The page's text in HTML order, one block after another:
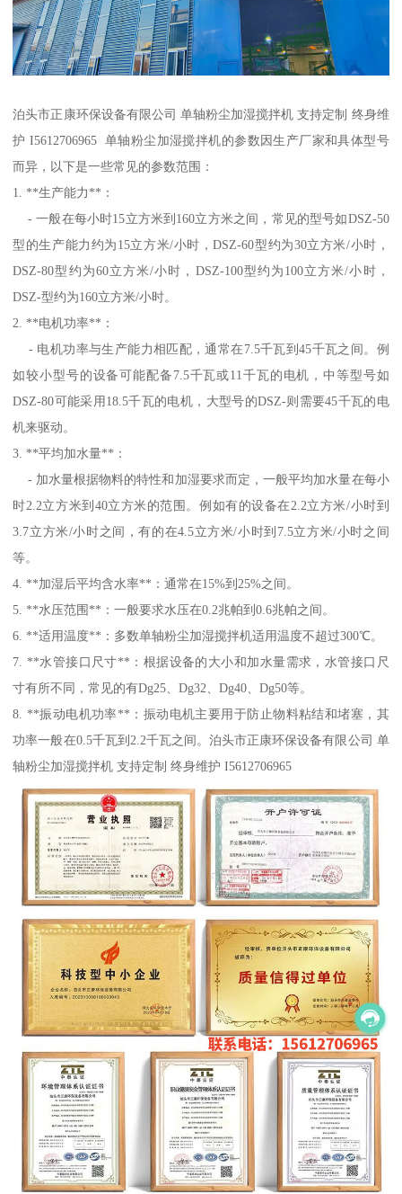
泊头市正康环保设备有限公司 单轴粉尘加湿搅拌机 支持定制 终身维
护 I5612706965 单轴粉尘加湿搅拌机的参数因生产厂家和具体型号
而异，以下是一些常见的参数范围：
1. **生产能力**：
- 一般在每小时15立方米到160立方米之间，常见的型号如DSZ-50
型的生产能力约为15立方米/小时，DSZ-60型约为30立方米/小时，
DSZ-80型约为60立方米/小时，DSZ-100型约为100立方米/小时，
DSZ-型约为160立方米/小时。
2. **电机功率**：
- 电机功率与生产能力相匹配，通常在7.5千瓦到45千瓦之间。例
如较小型号的设备可能配备7.5千瓦或11千瓦的电机，中等型号如
DSZ-80可能采用18.5千瓦的电机，大型号的DSZ-则需要45千瓦的电
机来驱动。
3. **平均加水量**：
- 加水量根据物料的特性和加湿要求而定，一般平均加水量在每小
时2.2立方米到40立方米的范围。例如有的设备在2.2立方米/小时到
3.7立方米/小时之间，有的在4.5立方米/小时到7.5立方米/小时之间
等。
4. **加湿后平均含水率**：通常在15%到25%之间。
5. **水压范围**：一般要求水压在0.2兆帕到0.6兆帕之间。
6. **适用温度**：多数单轴粉尘加湿搅拌机适用温度不超过300℃。
7. **水管接口尺寸**：根据设备的大小和加水量需求，水管接口尺
寸有所不同，常见的有Dg25、Dg32、Dg40、Dg50等。
8. **振动电机功率**：振动电机主要用于防止物料粘结和堵塞，其
功率一般在0.5千瓦到2.2千瓦之间。泊头市正康环保设备有限公司 单
轴粉尘加湿搅拌机 支持定制 终身维护 I5612706965